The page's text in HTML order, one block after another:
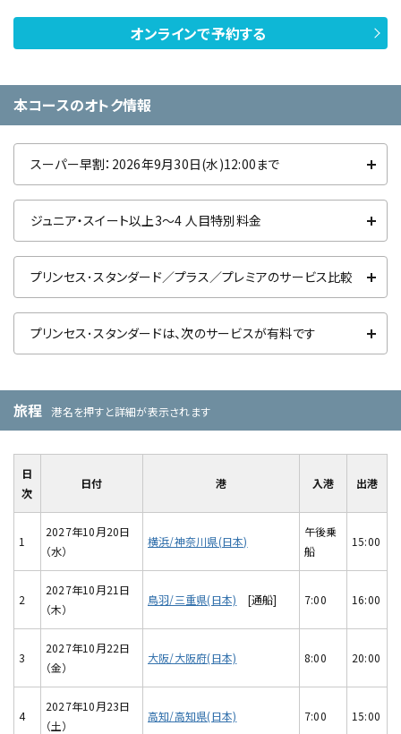
オンラインで予約する
本コースのオトク情報
スーパー早割：2026年9月30日(水)12:00まで
ジュニア・スイート以上3～4 人目特別料金
プリンセス･スタンダード／プラス／プレミアのサービス比較
プリンセス･スタンダードは、次のサービスが有料です
旅程 港名を押すと詳細が表示されます
日
次
日付 港 入港 出港
1
2027年10月20日
（水）
横浜/神奈川県(日本)
午後乗
船
15:00
2
2027年10月21日
（木）
鳥羽/三重県(日本) [通船] 7:00 16:00
3
2027年10月22日
（金）
大阪/大阪府(日本) 8:00 20:00
4
2027年10月23日
（土）
高知/高知県(日本) 7:00 15:00